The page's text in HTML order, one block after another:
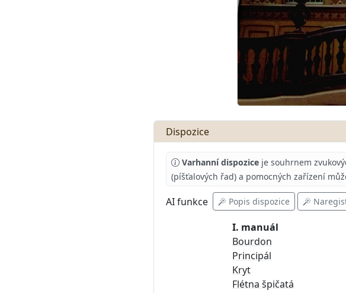
Dispozice
Varhanní dispozice je souhrnem
(píšťalových řad) a pomocných zařízení
AIfunkce Popis dispozice
I. manuál
Bourdon
Principál
Kryt
Flétna špičatá